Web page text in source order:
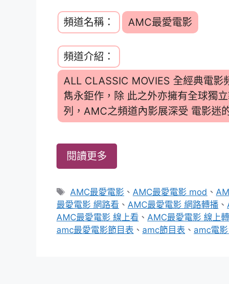
頻道名稱： AMC最愛電影
頻道介紹：
ALL CLASSIC MOVIES 全經典電影
雋永鉅作，除 此之外亦擁有全球獨
列，AMC之頻道內影展深受 電影迷
閱讀更多
標
籤
AMC最愛電影 、AMC最愛電影 mod 、
最愛電影 網路看 、 AMC最愛電影 網路轉播 、
AMC最愛電影 線上看 、 AMC最愛電影 線上
amc最愛電影節目表 、 amc節目表 、 amc電